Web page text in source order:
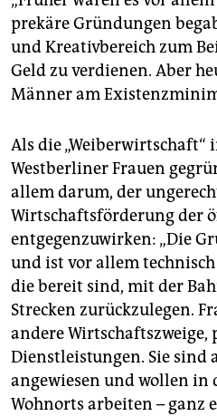
prekäre Gründungen
und Kreativbereich zum
Geld zu verdienen. Aber
Männer am
Als die „Weiberwirtschaft“
Westberliner Frauen
allem darum, der
Wirtschaftsförderung der
entgegenzuwirken: „Die
und ist vor allem
die bereit sind, mit der
Strecken zurückzulegen.
andere Wirtschaftszweige,
Dienstleistungen. Sie sind
angewiesen und wollen in
Wohnorts arbeiten – ganz